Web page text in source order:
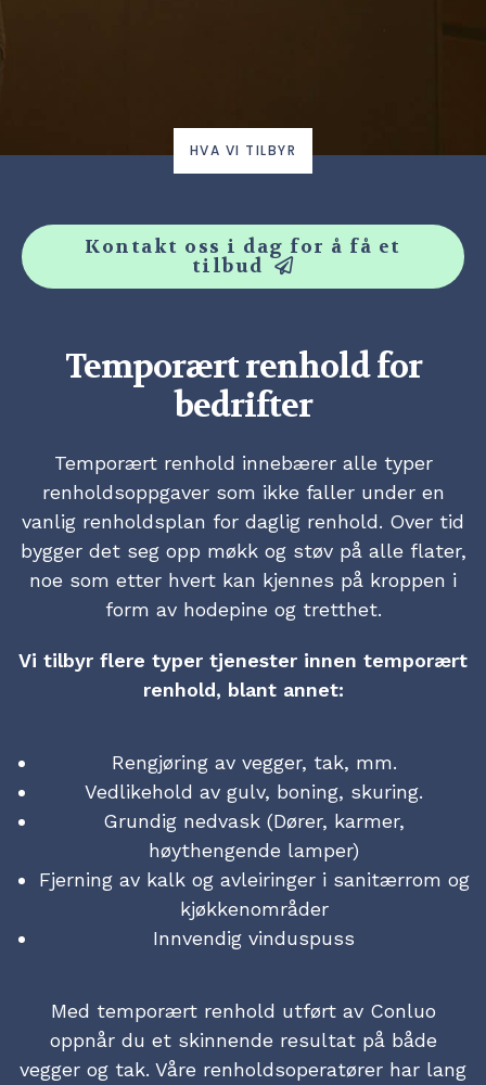
HVA VI TILBYR
Temporært renhold for
bedrifter
Temporært renhold innebærer alle typer
renholdsoppgaver som ikke faller under en
vanlig renholdsplan for daglig renhold. Over tid
bygger det seg opp møkk og støv på alle flater,
noe som etter hvert kan kjennes på kroppen i
form av hodepine og tretthet.
Vi tilbyr flere typer tjenester innen temporært
renhold, blant annet:
Rengjøring av vegger, tak, mm.
Vedlikehold av gulv, boning, skuring.
Grundig nedvask (Dører, karmer,
høythengende lamper)
Fjerning av kalk og avleiringer i sanitærrom og
kjøkkenområder
Innvendig vinduspuss
Med temporært renhold utført av Conluo
oppnår du et skinnende resultat på både
vegger og tak. Våre renholdsoperatører har lang
Kontakt oss i dag for å få et
tilbud